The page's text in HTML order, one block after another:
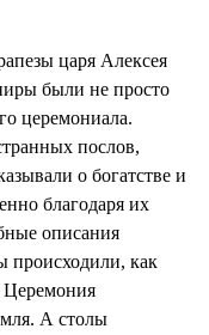
царя Алексея
были не просто
церемониала.
послов,
о богатстве и
благодаря их
описания
происходили, как
Церемония
А столы